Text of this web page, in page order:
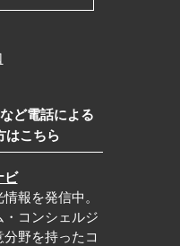
ど電話による
はこちら
ビ
報を発信中。
コンシェルジ
野を持ったコ